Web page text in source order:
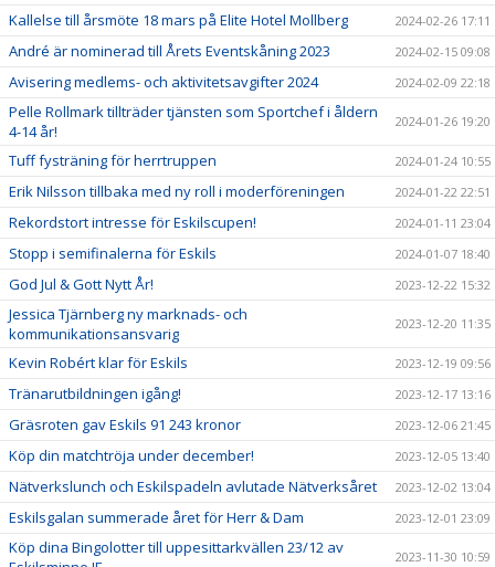
Kallelse till årsmöte 18 mars på Elite Hotel Mollberg 2024-02-26 17:11
André är nominerad till Årets Eventskåning 2023 2024-02-15 09:08
Avisering medlems- och aktivitetsavgifter 2024 2024-02-09 22:18
Pelle Rollmark tillträder tjänsten som Sportchef i åldern
4-14 år!
2024-01-26 19:20
Tuff fysträning för herrtruppen 2024-01-24 10:55
Erik Nilsson tillbaka med ny roll i moderföreningen 2024-01-22 22:51
Rekordstort intresse för Eskilscupen! 2024-01-11 23:04
Stopp i semifinalerna för Eskils 2024-01-07 18:40
God Jul & Gott Nytt År! 2023-12-22 15:32
Jessica Tjärnberg ny marknads- och
kommunikationsansvarig
2023-12-20 11:35
Kevin Robért klar för Eskils 2023-12-19 09:56
Tränarutbildningen igång! 2023-12-17 13:16
Gräsroten gav Eskils 91 243 kronor 2023-12-06 21:45
Köp din matchtröja under december! 2023-12-05 13:40
Nätverkslunch och Eskilspadeln avlutade Nätverksåret 2023-12-02 13:04
Eskilsgalan summerade året för Herr & Dam 2023-12-01 23:09
Köp dina Bingolotter till uppesittarkvällen 23/12 av
2023-11-30 10:59